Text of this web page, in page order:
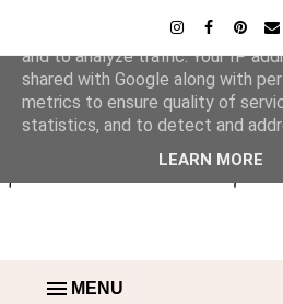
MENU
This site uses cookies from
and to analyze traffic. Your IP
shared with Google along with
metrics to ensure quality of
statistics, and to detect and
LEARN MORE